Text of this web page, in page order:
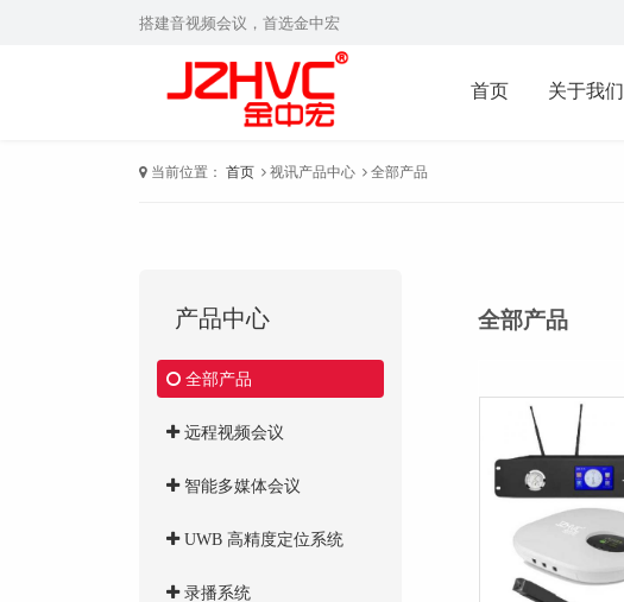
搭建音视频会议，首选金中宏
首页 关于我们
当前位置： 首页 视讯产品中心 全部产品
全部产品
产品中心
全部产品
远程视频会议
智能多媒体会议
UWB 高精度定位系统
录播系统